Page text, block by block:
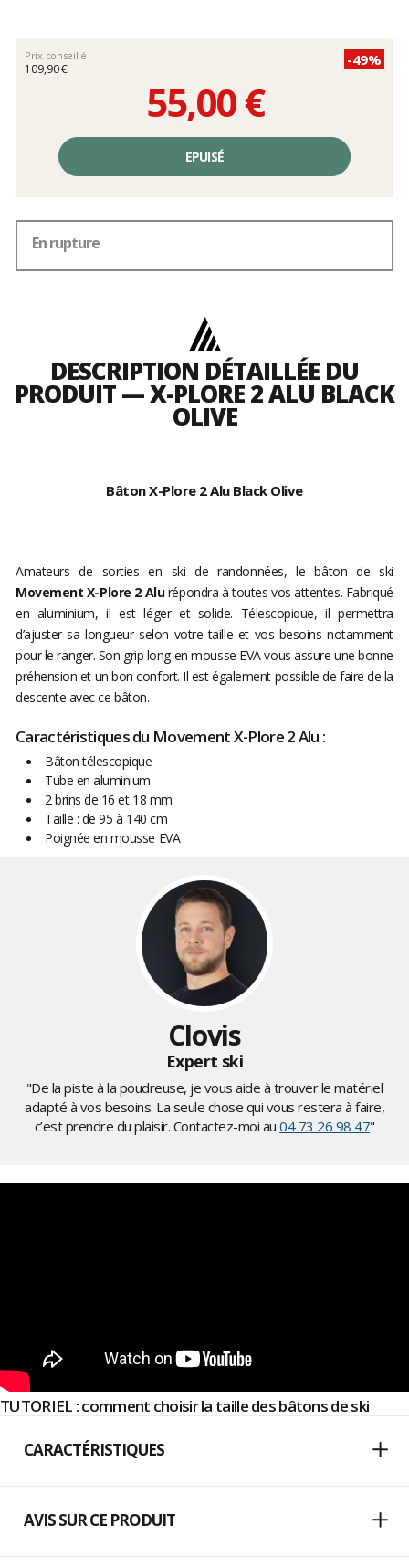
Prix conseillé
109,90 €
-49%
55,00 €
unitaire,
EPUISÉ
En rupture
DESCRIPTION DÉTAILLÉE DU
PRODUIT — X-PLORE 2 ALU BLACK
OLIVE
Bâton X-Plore 2 Alu Black Olive
Amateurs de sorties en ski de randonnées, le bâton de ski
Movement X-Plore 2 Alurépondra à toutes vos attentes. Fabriqué
en aluminium, il est léger et solide. Télescopique, il permettra
d’ajuster sa longueur selon votre taille et vos besoins notamment
pour le ranger. Son grip long en mousse EVA vous assure une bonne
préhension et un bon confort. Il est également possible de faire de la
descente avec ce bâton.
Caractéristiques du Movement X-Plore 2 Alu :
Bâton télescopique
Tube en aluminium
2 brins de 16 et 18 mm
Taille : de 95 à 140 cm
Poignée en mousse EVA
Clovis
Expert ski
"De la piste à la poudreuse, je vous aide à trouver le matériel
adapté à vos besoins. La seule chose qui vous restera à faire,
c’est prendre du plaisir. Contactez-moi au 04 73 26 98 47"
TUTORIEL : comment choisir la taille des bâtons de ski
CARACTÉRISTIQUES
AVIS SUR CE PRODUIT